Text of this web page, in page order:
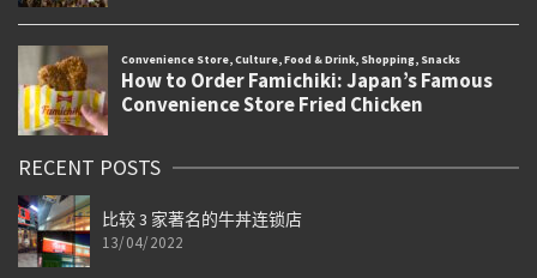
RECENT POSTS
比较 3 家著名的牛丼连锁店
13/04/2022